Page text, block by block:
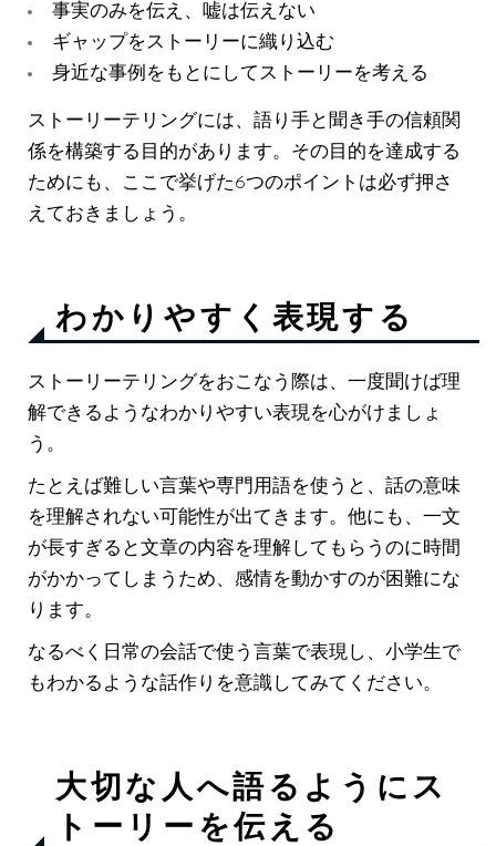
事実のみを伝え、嘘は伝えない
ギャップをストーリーに織り込む
身近な事例をもとにしてストーリーを考える
ストーリーテリングには、語り手と聞き手の信頼関
係を構築する目的があります。その目的を達成する
ためにも、ここで挙げた6つのポイントは必ず押さ
えておきましょう。
わかりやすく表現する
ストーリーテリングをおこなう際は、一度聞けば理
解できるようなわかりやすい表現を心がけましょ
う。
たとえば難しい言葉や専門用語を使うと、話の意味
を理解されない可能性が出てきます。他にも、一文
が長すぎると文章の内容を理解してもらうのに時間
がかかってしまうため、感情を動かすのが困難にな
ります。
なるべく日常の会話で使う言葉で表現し、小学生で
もわかるような話作りを意識してみてください。
大切な人へ語るようにス
トーリーを伝える